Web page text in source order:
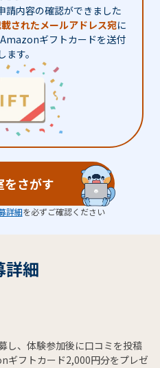
請内容の確認ができました
されたメールアドレス宛に
ギフトカードを送付
ます。
をさがす
詳細を必ずご確認ください
詳細
し、体験参加後に口コミを投稿
ギフトカード2,000円分をプレゼ